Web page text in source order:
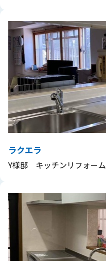
ラクエラ
Y様邸 キッチンリフォーム